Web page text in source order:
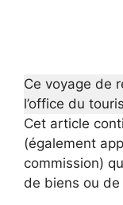
Ce voyage de
l’office du
Cet article
(également
commission)
de biens ou de